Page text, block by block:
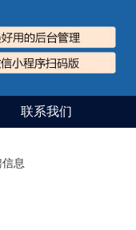
联系我们
息